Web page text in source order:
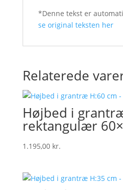
*Denne tekst er
se original teksten her
Relaterede
Højbed i
rektangulær
1.195,00 kr.